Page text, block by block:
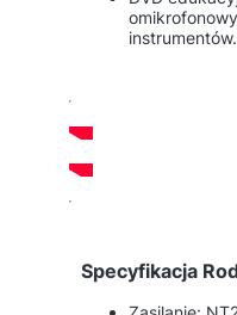
instrumentów.
Specyfikacja